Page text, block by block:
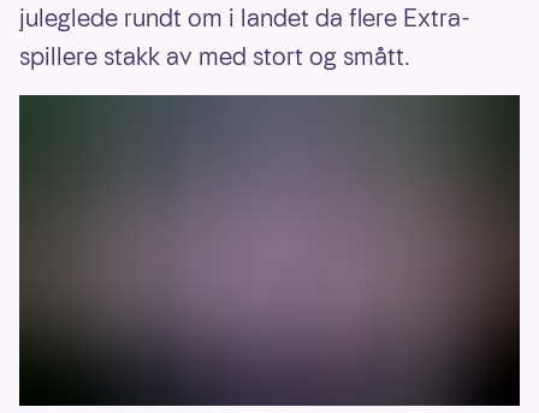
juleglede rundt om i landet da flere Extra-
spillere stakk av med stort og smått.